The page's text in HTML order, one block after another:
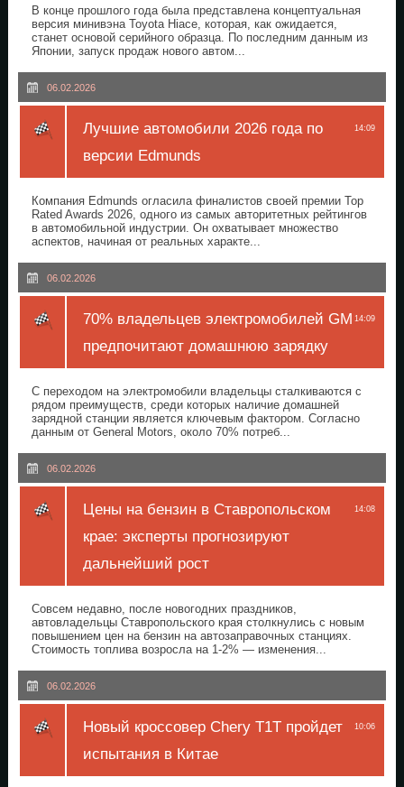
В конце прошлого года была представлена концептуальная
версия минивэна Toyota Hiace, которая, как ожидается,
станет основой серийного образца. По последним данным из
Японии, запуск продаж нового автом...
06.02.2026
14:09
Лучшие автомобили 2026 года по
версии Edmunds
Компания Edmunds огласила финалистов своей премии Top
Rated Awards 2026, одного из самых авторитетных рейтингов
в автомобильной индустрии. Он охватывает множество
аспектов, начиная от реальных характе...
06.02.2026
14:09
70% владельцев электромобилей GM
предпочитают домашнюю зарядку
С переходом на электромобили владельцы сталкиваются с
рядом преимуществ, среди которых наличие домашней
зарядной станции является ключевым фактором. Согласно
данным от General Motors, около 70% потреб...
06.02.2026
14:08
Цены на бензин в Ставропольском
крае: эксперты прогнозируют
дальнейший рост
Совсем недавно, после новогодних праздников,
автовладельцы Ставропольского края столкнулись с новым
повышением цен на бензин на автозаправочных станциях.
Стоимость топлива возросла на 1-2% — изменения...
06.02.2026
10:06
Новый кроссовер Chery T1T пройдет
испытания в Китае